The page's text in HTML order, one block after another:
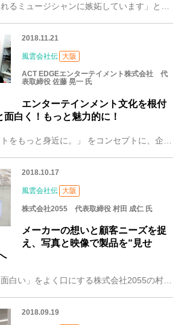
2018.11.21
風雲会社伝 大阪
ACT EDGEエンターテイメント株式会社 代
表取締役 佐藤 晃一 氏
エンターテインメント文化を根付
白く！もっと魅力的に！
「エンターテイメントをもっと身近に。」 をコンセプトに、企業の「プロモーションドラマ」や、個人のターニング ポイントをドラマ化した「エンディングドラマ」の制作を
2018.10.17
風雲会社伝 大阪
株式会社2055 代表取締役 村田 成仁 氏
メーカーの想いと顧客ニーズを捉
え、写真と映像で製品を“見せ
仕事を語るうえで「面白い」をよく口にする株式会社2055の村田 成仁（むらた なるひと）代表取締役。フォトグラファーとして、経営者として、多忙な日々を過ごす中で
2018.09.19